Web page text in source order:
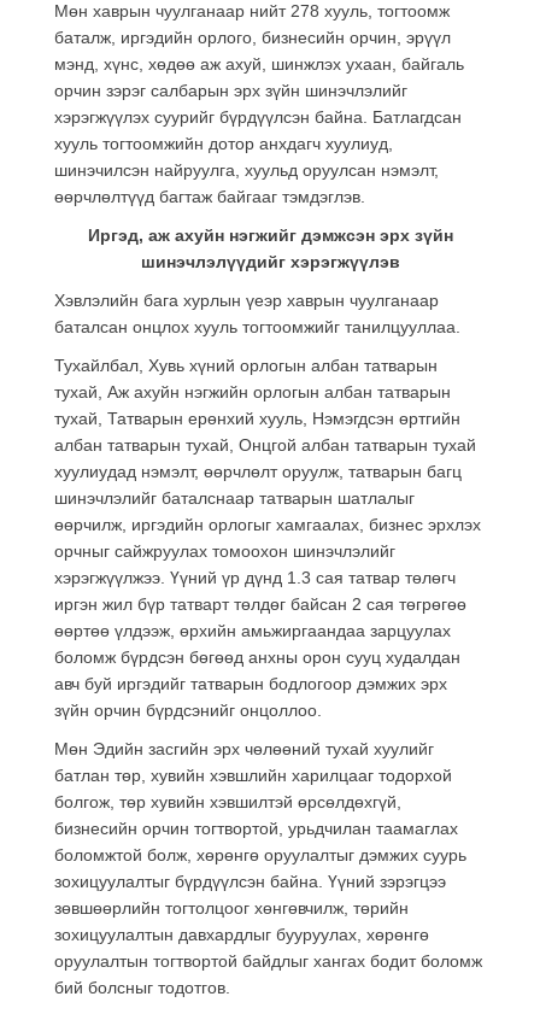
Мөн хаврын чуулганаар нийт 278 хууль, тогтоомж
баталж, иргэдийн орлого, бизнесийн орчин, эрүүл
мэнд, хүнс, хөдөө аж ахуй, шинжлэх ухаан, байгаль
орчин зэрэг салбарын эрх зүйн шинэчлэлийг
хэрэгжүүлэх суурийг бүрдүүлсэн байна. Батлагдсан
хууль тогтоомжийн дотор анхдагч хуулиуд,
шинэчилсэн найруулга, хуульд оруулсан нэмэлт,
өөрчлөлтүүд багтаж байгааг тэмдэглэв.
Иргэд, аж ахуйн нэгжийг дэмжсэн эрх зүйн
шинэчлэлүүдийг хэрэгжүүлэв
Хэвлэлийн бага хурлын үеэр хаврын чуулганаар
баталсан онцлох хууль тогтоомжийг танилцууллаа.
Тухайлбал, Хувь хүний орлогын албан татварын
тухай, Аж ахуйн нэгжийн орлогын албан татварын
тухай, Татварын ерөнхий хууль, Нэмэгдсэн өртгийн
албан татварын тухай, Онцгой албан татварын тухай
хуулиудад нэмэлт, өөрчлөлт оруулж, татварын багц
шинэчлэлийг баталснаар татварын шатлалыг
өөрчилж, иргэдийн орлогыг хамгаалах, бизнес эрхлэх
орчныг сайжруулах томоохон шинэчлэлийг
хэрэгжүүлжээ. Үүний үр дүнд 1.3 сая татвар төлөгч
иргэн жил бүр татварт төлдөг байсан 2 сая төгрөгөө
өөртөө үлдээж, өрхийн амьжиргаандаа зарцуулах
боломж бүрдсэн бөгөөд анхны орон сууц худалдан
авч буй иргэдийг татварын бодлогоор дэмжих эрх
зүйн орчин бүрдсэнийг онцоллоо.
Мөн Эдийн засгийн эрх чөлөөний тухай хуулийг
батлан төр, хувийн хэвшлийн харилцааг тодорхой
болгож, төр хувийн хэвшилтэй өрсөлдөхгүй,
бизнесийн орчин тогтвортой, урьдчилан таамаглах
боломжтой болж, хөрөнгө оруулалтыг дэмжих суурь
зохицуулалтыг бүрдүүлсэн байна. Үүний зэрэгцээ
зөвшөөрлийн тогтолцоог хөнгөвчилж, төрийн
зохицуулалтын давхардлыг бууруулах, хөрөнгө
оруулалтын тогтвортой байдлыг хангах бодит боломж
бий болсныг тодотгов.